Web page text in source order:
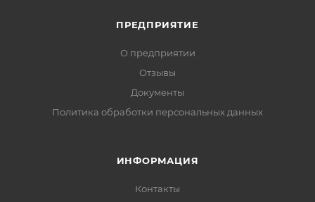
ПРЕДПРИЯТИЕ
О предприятии
Отзывы
Документы
Политика обработки персональных данных
ИНФОРМАЦИЯ
Контакты